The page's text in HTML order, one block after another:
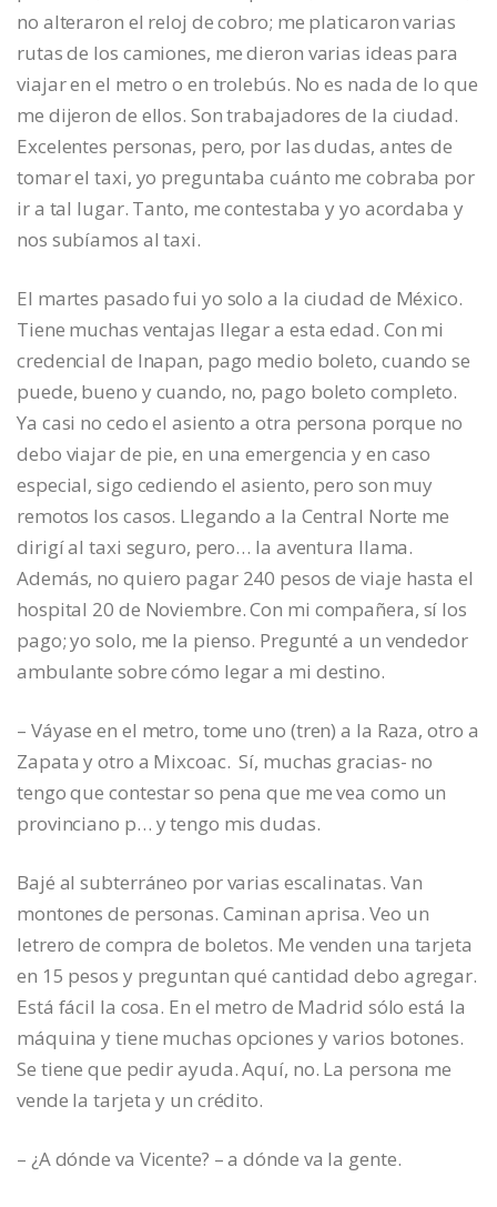
no alteraron el reloj de cobro; me platicaron varias
rutas de los camiones, me dieron varias ideas para
viajar en el metro o en trolebús. No es nada de lo que
me dijeron de ellos. Son trabajadores de la ciudad.
Excelentes personas, pero, por las dudas, antes de
tomar el taxi, yo preguntaba cuánto me cobraba por
ir a tal lugar. Tanto, me contestaba y yo acordaba y
nos subíamos al taxi.
El martes pasado fui yo solo a la ciudad de México.
Tiene muchas ventajas llegar a esta edad. Con mi
credencial de Inapan, pago medio boleto, cuando se
puede, bueno y cuando, no, pago boleto completo.
Ya casi no cedo el asiento a otra persona porque no
debo viajar de pie, en una emergencia y en caso
especial, sigo cediendo el asiento, pero son muy
remotos los casos. Llegando a la Central Norte me
dirigí al taxi seguro, pero… la aventura llama.
Además, no quiero pagar 240 pesos de viaje hasta el
hospital 20 de Noviembre. Con mi compañera, sí los
pago; yo solo, me la pienso. Pregunté a un vendedor
ambulante sobre cómo legar a mi destino.
– Váyase en el metro, tome uno (tren) a la Raza, otro a
Zapata y otro a Mixcoac. Sí, muchas gracias- no
tengo que contestar so pena que me vea como un
provinciano p… y tengo mis dudas.
Bajé al subterráneo por varias escalinatas. Van
montones de personas. Caminan aprisa. Veo un
letrero de compra de boletos. Me venden una tarjeta
en 15 pesos y preguntan qué cantidad debo agregar.
Está fácil la cosa. En el metro de Madrid sólo está la
máquina y tiene muchas opciones y varios botones.
Se tiene que pedir ayuda. Aquí, no. La persona me
vende la tarjeta y un crédito.
– ¿A dónde va Vicente? – a dónde va la gente.